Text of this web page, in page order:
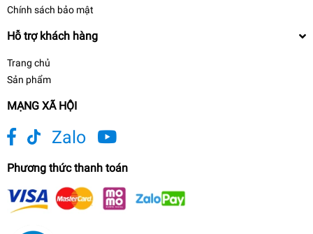
Chính sách bảo mật
Hỗ trợ khách hàng
Trang chủ
Sản phẩm
MẠNG XÃ HỘI
Zalo
Phương thức thanh toán